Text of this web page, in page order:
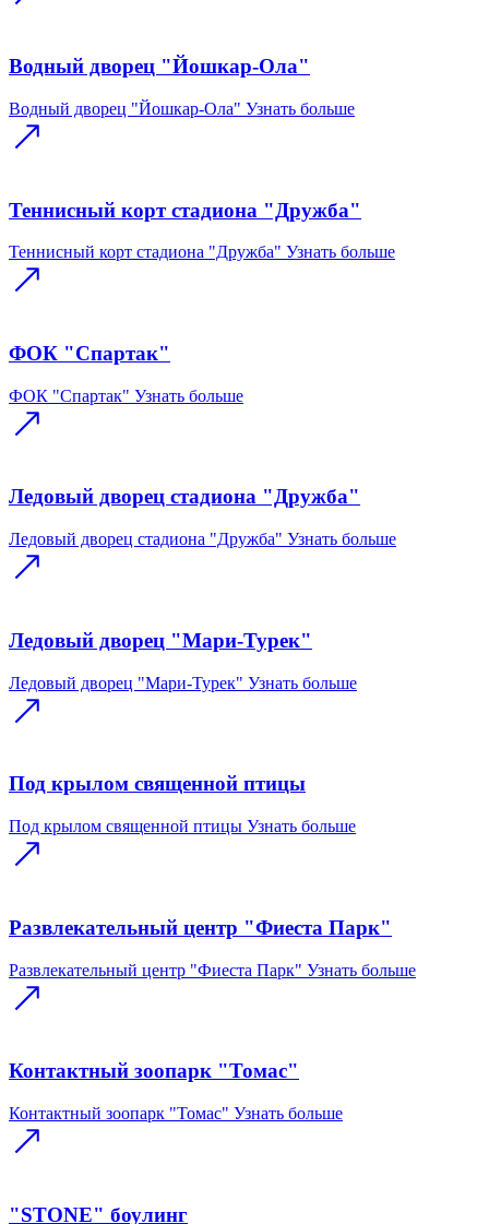
Водный дворец "Йошкар-Ола"
Водный дворец "Йошкар-Ола" Узнать больше
Теннисный корт стадиона "Дружба"
Теннисный корт стадиона "Дружба" Узнать больше
ФОК "Спартак"
ФОК "Спартак" Узнать больше
Ледовый дворец стадиона "Дружба"
Ледовый дворец стадиона "Дружба" Узнать больше
Ледовый дворец "Мари-Турек"
Ледовый дворец "Мари-Турек" Узнать больше
Под крылом священной птицы
Под крылом священной птицы Узнать больше
Развлекательный центр "Фиеста Парк"
Развлекательный центр "Фиеста Парк" Узнать больше
Контактный зоопарк "Томас"
Контактный зоопарк "Томас" Узнать больше
"STONE" боулинг